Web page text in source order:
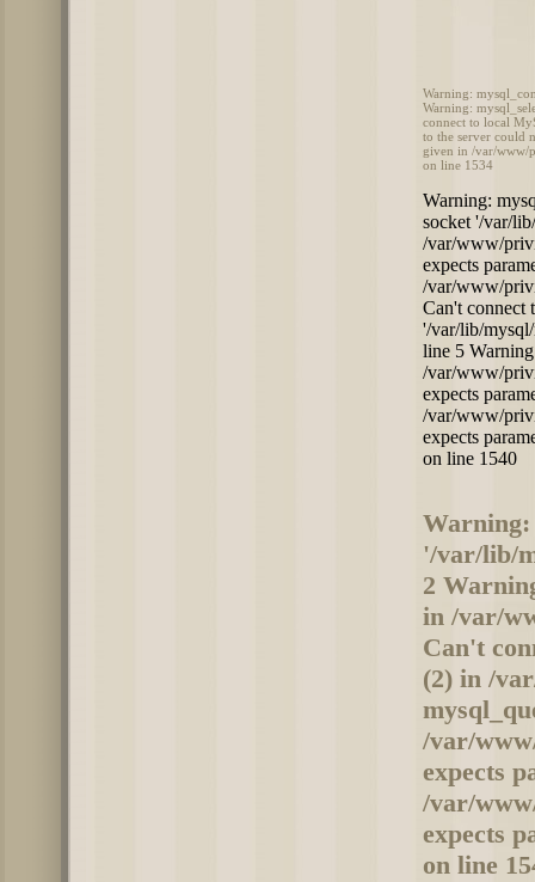
Warning:
Warning:
connect to local
to the server could
given in /var/www/
on line 1534
Warning:
socket '/var/
/var/www/
expects
/var/www/
Can't connect
'/var/lib/
line 5
/var/www/
expects
/var/www/
expects
on line 1540
Warning:
'/var/lib/
2
in /var/
Can't
(2) in /
/var/
expects
/var/
expects
on line